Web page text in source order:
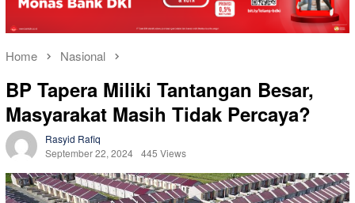
Home Nasional
BP Tapera Miliki Tantangan Besar,
Masyarakat Masih Tidak Percaya?
Rasyid Rafiq
September 22, 2024 445 Views